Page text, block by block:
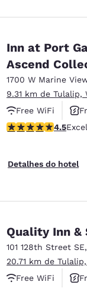
Inn at Port
Ascend
1700 W Marine
9.31 km de Tulalip,
Free WiFi
classificação 4.49
4.5
Detalhes do hotel
Quality Inn
101 128th Street SE,
20.71 km de
Free WiFi